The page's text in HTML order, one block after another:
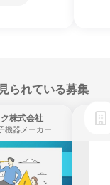
られている募集
株式会社
機器メーカー